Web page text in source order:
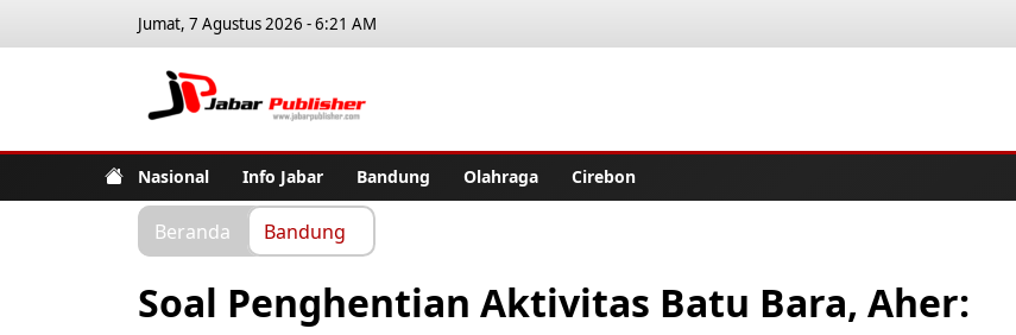
Jumat, 7 Agustus 2026 - 6:21 AM
Nasional Info Jabar Bandung Olahraga Cirebon
Beranda Bandung
Soal Penghentian Aktivitas Batu Bara, Aher: